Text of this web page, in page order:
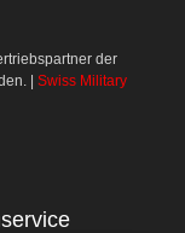
der
| Swiss Military